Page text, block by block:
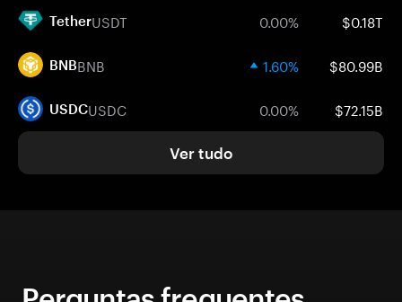
TetherUSDT 0.00% $0.18T
BNBBNB 1.60% $80.99B
USDCUSDC 0.00% $72.15B
Ver tudo